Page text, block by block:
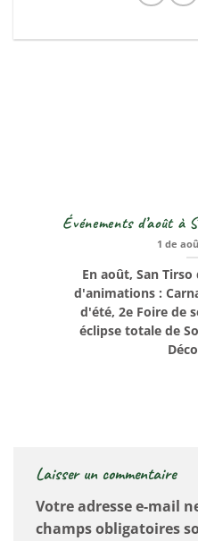
Événements d’août à
1 de
En août, San
d'animations :
d'été, 2e Foire de
éclipse totale de
Laisser un commentaire
Votre adresse e-mail
champs obligatoires